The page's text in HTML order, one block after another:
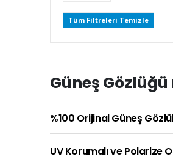
Tüm Filtreleri Temizle
Güneş
%100 Orijinal Güneş
UV Korumalı ve Polarize